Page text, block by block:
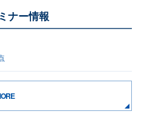
ナー情報